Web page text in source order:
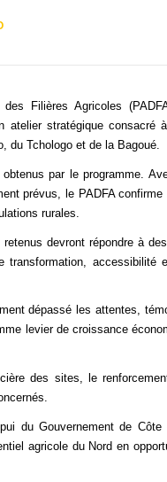
des Filières Agricoles
stratégique consacré
du Tchologo et de la Bagoué.
par le programme.
prévus, le PADFA
rurales.
devront répondre à
accessibilité
dépassé les attentes,
levier de croissance
des sites, le
du Gouvernement de
agricole du Nord en